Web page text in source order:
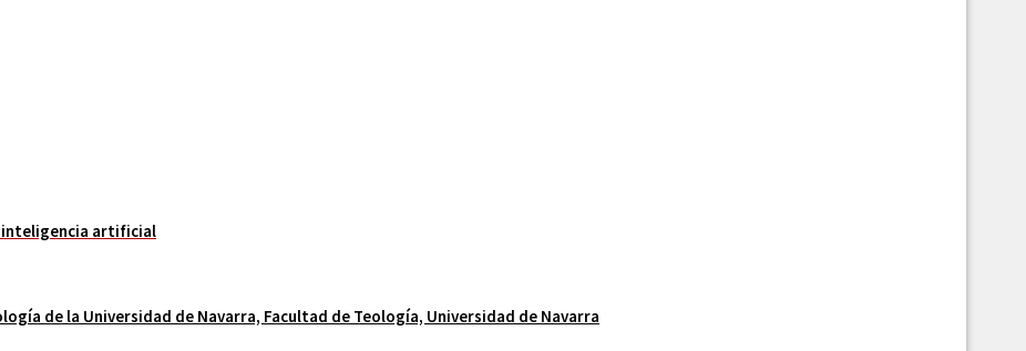
inteligencia artificial
de la Universidad de Navarra, Facultad de Teología, Universidad de Navarra